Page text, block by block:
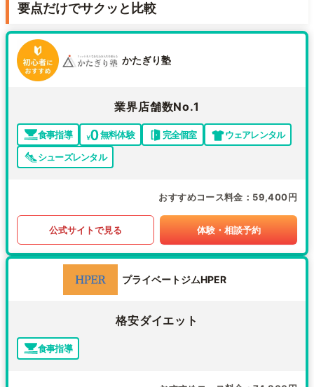
要点だけでサクッと比較
かたぎり塾
業界店舗数No.1
食事指導 無料体験 完全個室
ウェアレンタル
シューズレンタル
おすすめコース料金 59,400円
公式サイトで見る 体験・相談予約
プライベートジムHPER
格安ダイエット
食事指導